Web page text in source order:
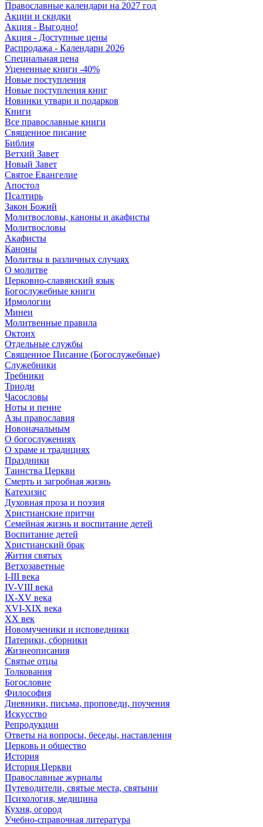
Православные календари на 2027 год
Акции и скидки
Акция - Выгодно!
Акция - Доступные цены
Распродажа - Календари 2026
Специальная цена
Уцененные книги -40%
Новые поступления
Новые поступления книг
Новинки утвари и подарков
Книги
Все православные книги
Священное писание
Библия
Ветхий Завет
Новый Завет
Святое Евангелие
Апостол
Псалтирь
Закон Божий
Молитвословы, каноны и акафисты
Молитвословы
Акафисты
Каноны
Молитвы в различных случаях
О молитве
Церковно-славянский язык
Богослужебные книги
Ирмологии
Минеи
Молитвенные правила
Октоих
Отдельные службы
Священное Писание (Богослужебные)
Служебники
Требники
Триоди
Часословы
Ноты и пение
Азы православия
Новоначальным
О богослужениях
О храме и традициях
Праздники
Таинства Церкви
Смерть и загробная жизнь
Катехизис
Духовная проза и поэзия
Христианские притчи
Семейная жизнь и воспитание детей
Воспитание детей
Христианский брак
Жития святых
Ветхозаветные
I-III века
IV-VIII века
IX-XV века
XVI-XIX века
XX век
Новомученики и исповедники
Патерики, сборники
Жизнеописания
Святые отцы
Толкования
Богословие
Философия
Дневники, письма, проповеди, поучения
Искусство
Репродукции
Ответы на вопросы, беседы, наставления
Церковь и общество
История
История Церкви
Православные журналы
Путеводители, святые места, святыни
Психология, медицина
Кухня, огород
Учебно-справочная литература